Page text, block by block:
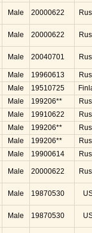
Male 20000622
Male 20000622
Male 20040701
Male 19960613
Male 19510725
Male 199206**
Male 19910622
Male 199206**
Male 199206**
Male 19900614
Male 20000622
Male 19870530
Male 19870530